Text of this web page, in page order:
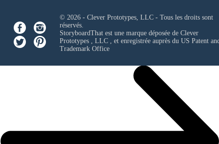
© 2026 - Clever Prototypes, LLC - Tous les droits sont
réservés.
StoryboardThat est une marque déposée de Clever
Prototypes , LLC, et enregistrée auprès du US Patent
Trademark Office